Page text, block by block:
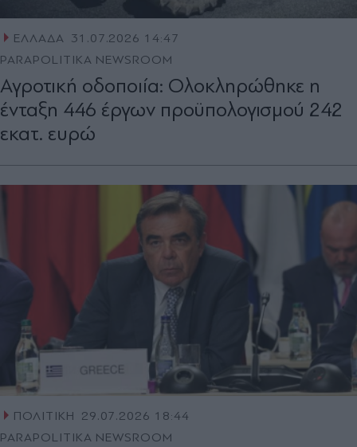
ΕΛΛΑΔΑ 31.07.2026 14:47
PARAPOLITIKA NEWSROOM
Αγροτική οδοποιία: Ολοκληρώθηκε η
ένταξη 446 έργων προϋπολογισμού 242
εκατ. ευρώ
ΠΟΛΙΤΙΚΗ
29.07.2026 18:44
PARAPOLITIKA NEWSROOM